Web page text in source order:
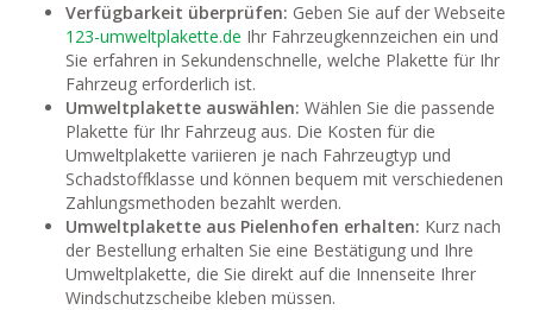
Verfügbarkeit überprüfen: Geben Sie auf der Webseite
123-umweltplakette.de Ihr Fahrzeugkennzeichen ein und
Sie erfahren in Sekundenschnelle, welche Plakette für Ihr
Fahrzeug erforderlich ist.
Umweltplakette auswählen: Wählen Sie die passende
Plakette für Ihr Fahrzeug aus. Die Kosten für die
Umweltplakette variieren je nach Fahrzeugtyp und
Schadstoffklasse und können bequem mit verschiedenen
Zahlungsmethoden bezahlt werden.
Umweltplakette aus Pielenhofen erhalten: Kurz nach
der Bestellung erhalten Sie eine Bestätigung und Ihre
Umweltplakette, die Sie direkt auf die Innenseite Ihrer
Windschutzscheibe kleben müssen.